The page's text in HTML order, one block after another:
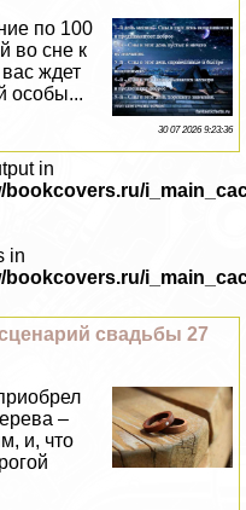
по 100
во сне к
ждет
особы...
30 07 2026 9:23:36
in
bookcovers.ru/
in
bookcovers.ru/
свадьбы 27
–
и, что